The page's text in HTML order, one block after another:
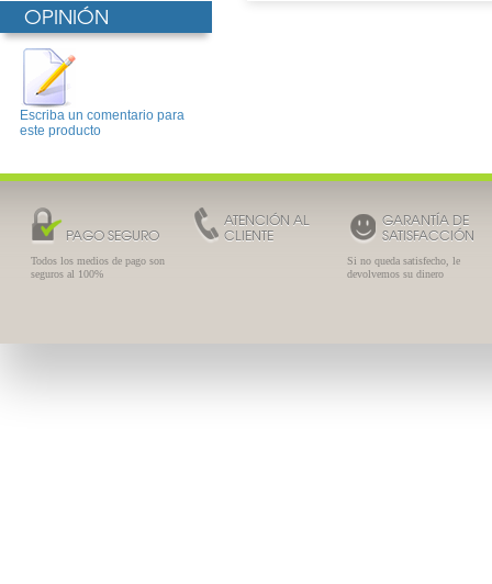
OPINIÓN
Escriba un comentario para
este producto
PAGO SEGURO
Todos los medios de pago son
seguros al 100%
ATENCIÓN AL
CLIENTE
GARANTÍA DE
SATISFACCIÓN
Si no queda satisfecho, le
devolvemos su dinero